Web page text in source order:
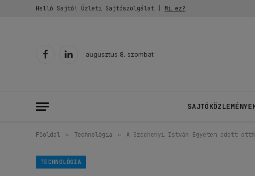
Helló Sajtó! Üzleti Sajtószolgálat | Mi ez?
FacebookLinkedIn
augusztus 8. szombat
Főoldal » Technológia » A Széchenyi István Egyetem adott
TECHNOLÓGIA